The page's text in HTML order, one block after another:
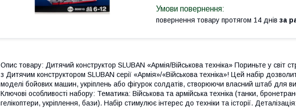
повернення товару протягом 14 днів за
Опис товару: Дитячий конструктор SLUBAN «Армія/Військова техніка» Пориньте у світ
з Дитячим конструктором SLUBAN серії «Армія»/«Військова техніка»! Цей набір
моделі бойових машин, укріплень або фігурок солдатів, створюючи власний штаб для
Ключові особливості набору: Тематика: Військова та армійська техніка (танки,
гелікоптери, укріплення, бази). Набір стимулює інтерес до техніки та історії.